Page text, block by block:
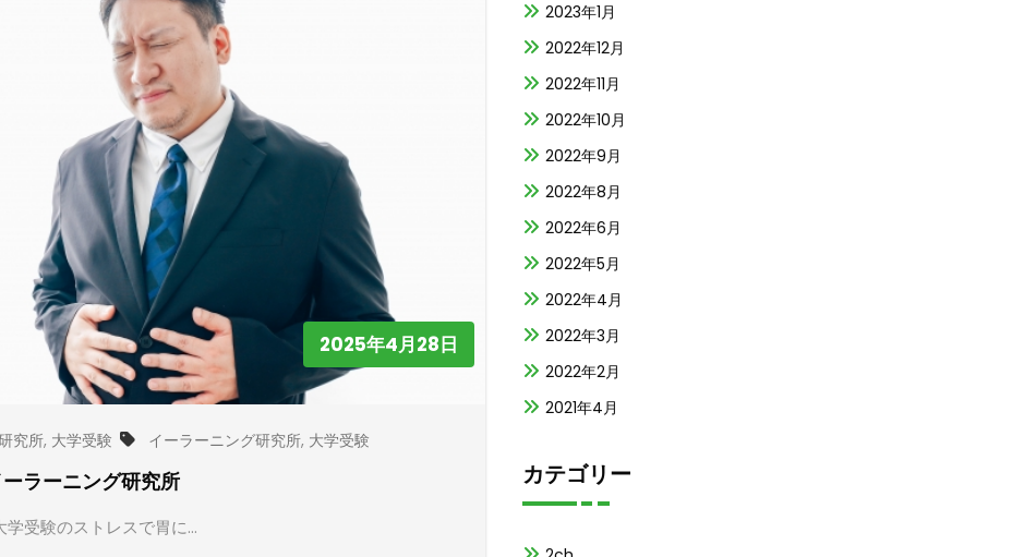
2025年4月28日
究所, 大学受験 イーラーニング研究所, 大学受験
ラーニング研究所
受験のストレスで胃に…
2023年1月
2022年12月
2022年11月
2022年10月
2022年9月
2022年8月
2022年6月
2022年5月
2022年4月
2022年3月
2022年2月
2021年4月
カテゴリー